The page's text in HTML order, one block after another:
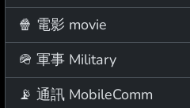
🍿 電影 movie
🪖 軍事 Military
📡 通訊 MobileComm